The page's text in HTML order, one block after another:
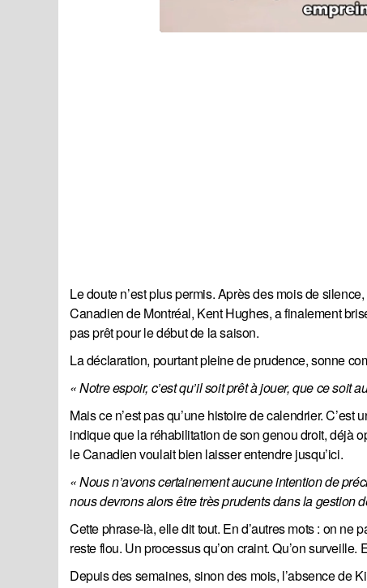
Le doute n’est plus permis. Après des mois de
Canadien de Montréal, Kent Hughes, a finalement
pas prêt pour le début de la saison.
La déclaration, pourtant pleine de prudence, sonne
« Notre espoir, c’est qu’il soit prêt à jouer, que ce
Mais ce n’est pas qu’une histoire de calendrier.
indique que la réhabilitation de son genou droit, déjà
le Canadien voulait bien laisser entendre jusqu’ici.
« Nous n’avons certainement aucune intention de
nous devrons alors être très prudents dans la gestion
Cette phrase-là, elle dit tout. En d’autres mots : on ne
reste flou. Un processus qu’on craint. Qu’on surveille.
Depuis des semaines, sinon des mois, l’absence de